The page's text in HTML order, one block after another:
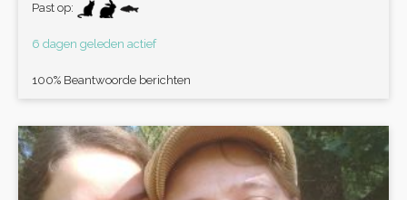
Past op:
6 dagen geleden actief
100% Beantwoorde berichten